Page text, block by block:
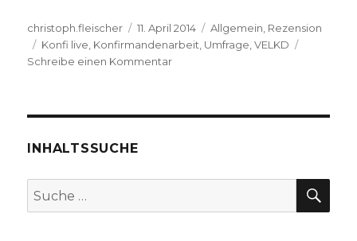
Autor
christoph.fleischer
Veröffentlicht
am
11. April 2014 Kategorien
Allgemein Rezension
Schlagwörter
Konfi live Konfirmandenarbeit Umfrage ,VELKD
Schreibe einen Kommentarzu
Christoph
Werl
INHALTSSUCHE
Suche
nach: